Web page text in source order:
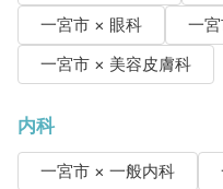
一宮市 × 眼科
一
一宮市 × 美容皮膚科
内科
一宮市 × 一般内科